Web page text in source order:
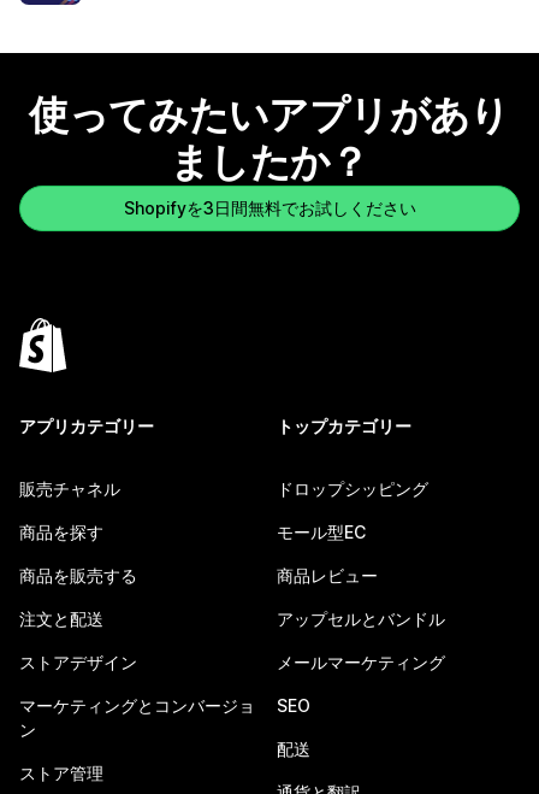
使ってみたいアプリがあり
ましたか？
Shopifyを3日間無料でお試しください
アプリカテゴリー
販売チャネル
商品を探す
商品を販売する
注文と配送
ストアデザイン
マーケティングとコンバージョ
ン
ストア管理
トップカテゴリー
ドロップシッピング
モール型EC
商品レビュー
アップセルとバンドル
メールマーケティング
SEO
配送